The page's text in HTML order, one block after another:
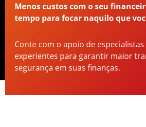
Menos custos com o seu
tempo para focar naquilo que
Conte com o apoio de
experientes para garantir maior
segurança em suas finanças.